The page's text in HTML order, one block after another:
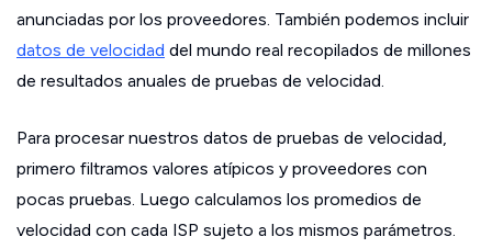
anunciadas por los proveedores. También podemos incluir
datos de velocidad del mundo real recopilados de millones
de resultados anuales de pruebas de velocidad.
Para procesar nuestros datos de pruebas de velocidad,
primero filtramos valores atípicos y proveedores con
pocas pruebas. Luego calculamos los promedios de
velocidad con cada ISP sujeto a los mismos parámetros.